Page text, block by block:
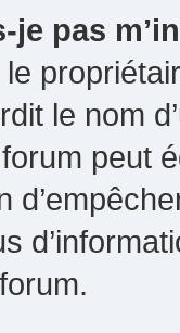
pas
le nom
peut